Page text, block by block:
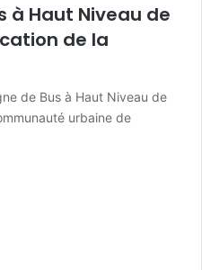
à Haut Niveau de
de la
de Bus à Haut Niveau de
urbaine de